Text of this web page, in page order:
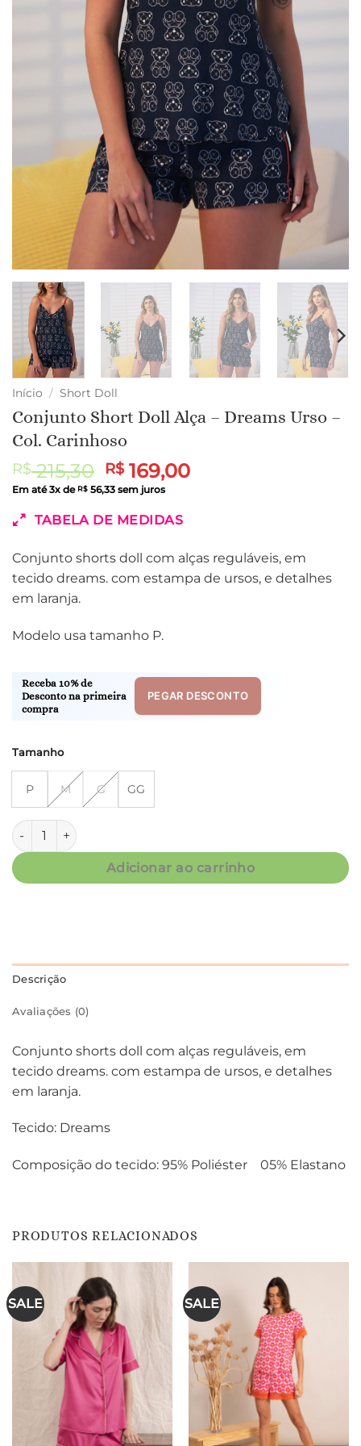
Início / Short Doll
Conjunto Short Doll Alça – Dreams Urso –
Col. Carinhoso
R$215,30 O
preço
era:
R$ 215,30.
R$169,00O
R$ 169,00.
Em até3x de R$ 56,33 sem juros
TABELA DE MEDIDAS
Conjunto shorts doll com alças reguláveis, em
tecido dreams. com estampa de ursos, e detalhes
em laranja.
Modelo usa tamanho P.
Receba 10% de
Desconto na primeira
compra
PEGAR DESCONTO
Tamanho
P M G GG
Conjunto Short Doll Alça - Dreams Urso - Col. Carinhoso
Adicionar ao carrinho
Descrição
Avaliações (0)
Conjunto shorts doll com alças reguláveis, em
tecido dreams. com estampa de ursos, e detalhes
em laranja.
Tecido: Dreams
Composição do tecido: 95% Poliéster 05% Elastano
PRODUTOS RELACIONADOS
SALE SALE